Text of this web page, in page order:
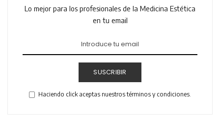
Lo mejor para los profesionales de la Medicina Estética
en tu email
SUSCRIBIR
Haciendo click aceptas nuestros términos y condiciones.